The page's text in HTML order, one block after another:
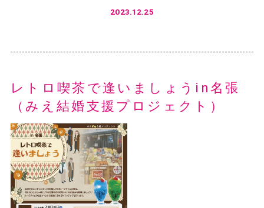
2023.12.25
レトロ喫茶で逢いましょうin名張
（みえ結婚支援プロジェクト）